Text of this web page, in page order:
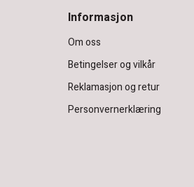
Informasjon
Om oss
Betingelser og vilkår
Reklamasjon og retur
Personvernerklæring